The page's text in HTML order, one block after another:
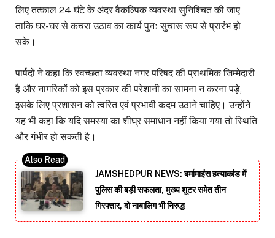
लिए तत्काल 24 घंटे के अंदर वैकल्पिक व्यवस्था सुनिश्चित की जाए
ताकि घर-घर से कचरा उठाव का कार्य पुनः सुचारू रूप से प्रारंभ हो
सके।
पार्षदों ने कहा कि स्वच्छता व्यवस्था नगर परिषद की प्राथमिक जिम्मेदारी
है और नागरिकों को इस प्रकार की परेशानी का सामना न करना पड़े,
इसके लिए प्रशासन को त्वरित एवं प्रभावी कदम उठाने चाहिए। उन्होंने
यह भी कहा कि यदि समस्या का शीघ्र समाधान नहीं किया गया तो स्थिति
और गंभीर हो सकती है।
JAMSHEDPUR NEWS: बर्मामाइंस हत्याकांड में
पुलिस की बड़ी सफलता, मुख्य शूटर समेत तीन
गिरफ्तार, दो नाबालिग भी निरुद्ध